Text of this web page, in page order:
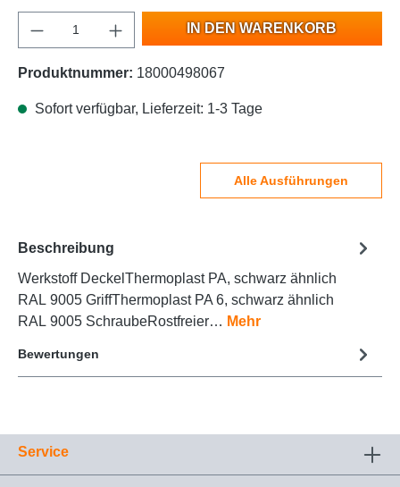
IN DEN WARENKORB
Produktnummer: 18000498067
Sofort verfügbar, Lieferzeit: 1-3 Tage
Alle Ausführungen
Beschreibung
Werkstoff DeckelThermoplast PA, schwarz ähnlich
RAL 9005 GriffThermoplast PA 6, schwarz ähnlich
RAL 9005 SchraubeRostfreier… Mehr
Bewertungen
Service